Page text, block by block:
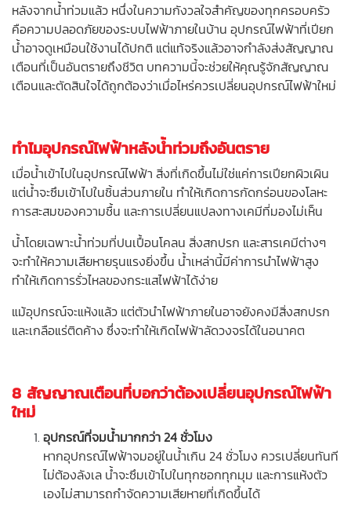
หลังจากน้ำท่วมแล้ว หนึ่งในความกังวลใจสำคัญของทุกครอบครัว
คือความปลอดภัยของระบบไฟฟ้าภายในบ้าน อุปกรณ์ไฟฟ้าที่เปียก
น้ำอาจดูเหมือนใช้งานได้ปกติ แต่แท้จริงแล้วอาจกำลังส่งสัญญาณ
เตือนที่เป็นอันตรายถึงชีวิต บทความนี้จะช่วยให้คุณรู้จักสัญญาณ
เตือนและตัดสินใจได้ถูกต้องว่าเมื่อไหร่ควรเปลี่ยนอุปกรณ์ไฟฟ้าใหม่
ทำไมอุปกรณ์ไฟฟ้าหลังน้ำท่วมถึงอันตราย
เมื่อน้ำเข้าไปในอุปกรณ์ไฟฟ้า สิ่งที่เกิดขึ้นไม่ใช่แค่การเปียกผิวเผิน
แต่น้ำจะซึมเข้าไปในชิ้นส่วนภายใน ทำให้เกิดการกัดกร่อนของโลหะ
การสะสมของความชื้น และการเปลี่ยนแปลงทางเคมีที่มองไม่เห็น
น้ำโดยเฉพาะน้ำท่วมที่ปนเปื้อนโคลน สิ่งสกปรก และสารเคมีต่างๆ
จะทำให้ความเสียหายรุนแรงยิ่งขึ้น น้ำเหล่านี้มีค่าการนำไฟฟ้าสูง
ทำให้เกิดการรั่วไหลของกระแสไฟฟ้าได้ง่าย
แม้อุปกรณ์จะแห้งแล้ว แต่ตัวนำไฟฟ้าภายในอาจยังคงมีสิ่งสกปรก
และเกลือแร่ติดค้าง ซึ่งจะทำให้เกิดไฟฟ้าลัดวงจรได้ในอนาคต
8 สัญญาณเตือนที่บอกว่าต้องเปลี่ยนอุปกรณ์ไฟฟ้า
ใหม่
อุปกรณ์ที่จมน้ำมากกว่า 24 ชั่วโมง
หากอุปกรณ์ไฟฟ้าจมอยู่ในน้ำเกิน 24 ชั่วโมง ควรเปลี่ยนทันที
ไม่ต้องลังเล น้ำจะซึมเข้าไปในทุกซอกทุกมุม และการแห้งตัว
เองไม่สามารถกำจัดความเสียหายที่เกิดขึ้นได้